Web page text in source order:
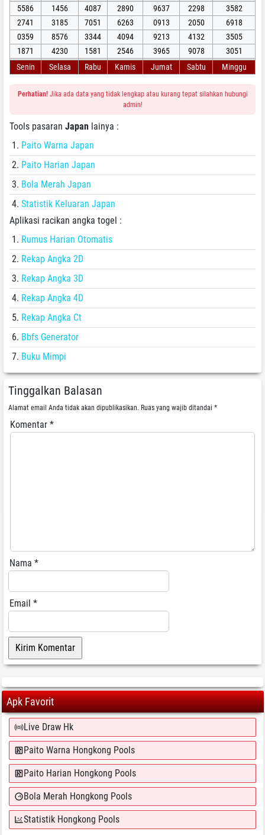
5586
1456 4087 2890 9637 2298
3582
2741
3185 7051 6263 0913 2050
6918
0359
8576 3344 4094 9213 4132
3505
1871
4230 1581 2546 3965 9078
3051
Senin
Selasa Rabu Kamis Jumat Sabtu Minggu
Perhatian!Jika ada data yang tidak lengkap atau kurang tepat silahkan hubungi
admin!
Tools pasaran Japan lainya :
Paito Warna Japan
Paito Harian Japan
Bola Merah Japan
Statistik Keluaran Japan
Aplikasi racikan angka togel :
Rumus Harian Otomatis
Rekap Angka 2D
Rekap Angka 3D
Rekap Angka 4D
Rekap Angka Ct
Bbfs Generator
Buku Mimpi
Tinggalkan Balasan
Alamat email Anda tidak akan dipublikasikan. Ruas yang wajib ditandai *
Komentar *
Nama *
Email *
Apk Favorit
Live Draw Hk
Paito Warna Hongkong Pools
Paito Harian Hongkong Pools
Bola Merah Hongkong Pools
Statistik Hongkong Pools